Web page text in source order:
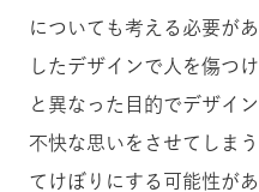
についても考える必要が
したデザインで人を傷つ
と異なった目的でデザイ
不快な思いをさせてしま
てけぼりにする可能性が